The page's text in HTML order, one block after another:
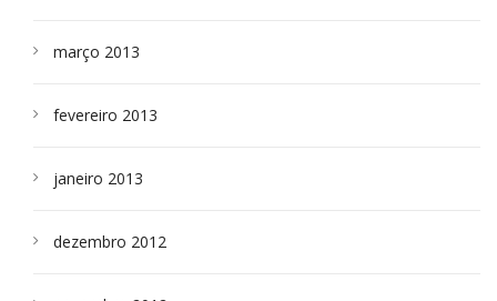
março 2013
fevereiro 2013
janeiro 2013
dezembro 2012